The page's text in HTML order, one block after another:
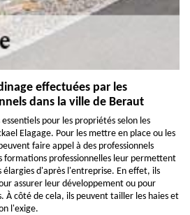
effectuées par les
dans la ville de Beraut
pour les propriétés selon les
Elagage. Pour les mettre en place ou les
faire appel à des professionnels
formations professionnelles leur permettent
d'après l'entreprise. En effet, ils
assurer leur développement ou pour
À côté de cela, ils peuvent tailler les haies et
l'exige.